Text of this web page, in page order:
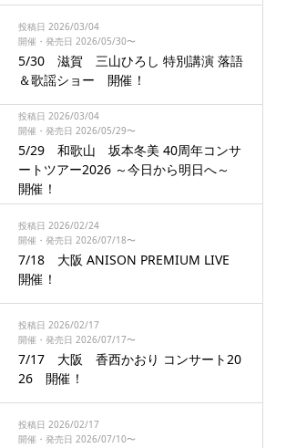
投稿日 2026/03/04
開催・発売日 2026/05/30〜
5/30 滋賀 三山ひろし 特別講演 落語
＆歌謡ショー 開催！
投稿日 2026/03/04
開催・発売日 2026/05/29〜
5/29 和歌山 坂本冬美 40周年コンサ
ートツアー2026 ～今日から明日へ～
開催！
投稿日 2026/02/24
開催・発売日 2026/07/18〜
7/18 大阪 ANISON PREMIUM LIVE
開催！
投稿日 2026/02/17
開催・発売日 2026/07/17〜
7/17 大阪 香西かおり コンサート20
26 開催！
投稿日 2026/02/17
開催・発売日 2026/07/10〜